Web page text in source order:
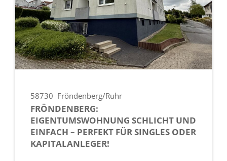
58730 Fröndenberg/Ruhr
FRÖNDENBERG:
EIGENTUMSWOHNUNG SCHLICHT UND
EINFACH – PERFEKT FÜR SINGLES ODER
KAPITALANLEGER!